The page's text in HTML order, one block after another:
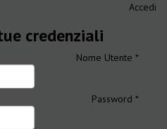
Accedi
credenziali
Nome Utente *
Password *